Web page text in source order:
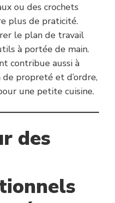
ou des crochets
plus de praticité.
le plan de travail
à portée de main.
contribue aussi à
propreté et d’ordre,
une petite cuisine.
des